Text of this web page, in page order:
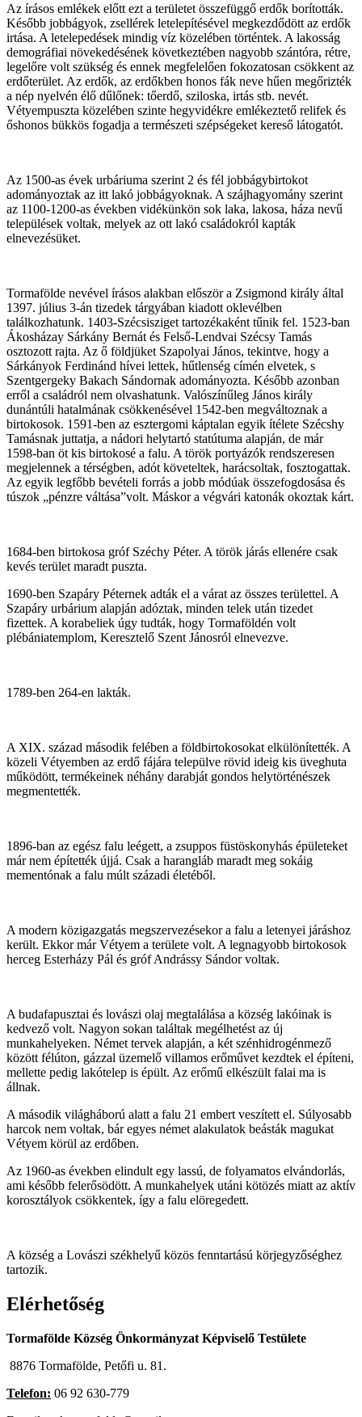
Az írásos emlékek előtt ezt a területet összefüggő erdők borították.
Később jobbágyok, zsellérek letelepítésével megkezdődött az erdők
irtása. A letelepedések mindig víz közelében történtek. A lakosság
demográfiai növekedésének következtében nagyobb szántóra, rétre,
legelőre volt szükség és ennek megfelelően fokozatosan csökkent az
erdőterület. Az erdők, az erdőkben honos fák neve hűen megőrizték
a nép nyelvén élő dűlőnek: tőerdő, sziloska, irtás stb. nevét.
Vétyempuszta közelében szinte hegyvidékre emlékeztető relifek és
őshonos bükkös fogadja a természeti szépségeket kereső látogatót.
Az 1500-as évek urbáriuma szerint 2 és fél jobbágybirtokot
adományoztak az itt lakó jobbágyoknak. A szájhagyomány szerint
az 1100-1200-as években vidékünkön sok laka, lakosa, háza nevű
települések voltak, melyek az ott lakó családokról kapták
elnevezésüket.
Tormafölde nevével írásos alakban először a Zsigmond király által
1397. július 3-án tizedek tárgyában kiadott oklevélben
találkozhatunk. 1403-Szécsisziget tartozékaként tűnik fel. 1523-ban
Ákosházay Sárkány Bernát és Felső-Lendvai Szécsy Tamás
osztozott rajta. Az ő földjüket Szapolyai János, tekintve, hogy a
Sárkányok Ferdinánd hívei lettek, hűtlenség címén elvetek, s
Szentgergeky Bakach Sándornak adományozta. Később azonban
erről a családról nem olvashatunk. Valószínűleg János király
dunántúli hatalmának csökkenésével 1542-ben megváltoznak a
birtokosok. 1591-ben az esztergomi káptalan egyik ítélete Szécshy
Tamásnak juttatja, a nádori helytartó statútuma alapján, de már
1598-ban öt kis birtokosé a falu. A török portyázók rendszeresen
megjelennek a térségben, adót követeltek, harácsoltak, fosztogattak.
Az egyik legfőbb bevételi forrás a jobb módúak összefogdosása és
túszok „pénzre váltása”volt. Máskor a végvári katonák okoztak kárt.
1684-ben birtokosa gróf Széchy Péter. A török járás ellenére csak
kevés terület maradt puszta.
1690-ben Szapáry Péternek adták el a várat az összes területtel. A
Szapáry urbárium alapján adóztak, minden telek után tizedet
fizettek. A korabeliek úgy tudták, hogy Tormaföldén volt
plébániatemplom, Keresztelő Szent Jánosról elnevezve.
1789-ben 264-en lakták.
A XIX. század második felében a földbirtokosokat elkülönítették. A
közeli Vétyemben az erdő fájára települve rövid ideig kis üveghuta
működött, termékeinek néhány darabját gondos helytörténészek
megmentették.
1896-ban az egész falu leégett, a zsuppos füstöskonyhás épületeket
már nem építették újjá. Csak a harangláb maradt meg sokáig
mementónak a falu múlt századi életéből.
A modern közigazgatás megszervezésekor a falu a letenyei járáshoz
került. Ekkor már Vétyem a területe volt. A legnagyobb birtokosok
herceg Esterházy Pál és gróf Andrássy Sándor voltak.
A budafapusztai és lovászi olaj megtalálása a község lakóinak is
kedvező volt. Nagyon sokan találtak megélhetést az új
munkahelyeken. Német tervek alapján, a két szénhidrogénmező
között félúton, gázzal üzemelő villamos erőművet kezdtek el építeni,
mellette pedig lakótelep is épült. Az erőmű elkészült falai ma is
állnak.
A második világháború alatt a falu 21 embert veszített el. Súlyosabb
harcok nem voltak, bár egyes német alakulatok beásták magukat
Vétyem körül az erdőben.
Az 1960-as években elindult egy lassú, de folyamatos elvándorlás,
ami később felerősödött. A munkahelyek utáni kötözés miatt az aktív
korosztályok csökkentek, így a falu elöregedett.
A község a Lovászi székhelyű közös fenntartású körjegyzőséghez
tartozik.
Elérhetőség
Tormafölde Község Önkormányzat Képviselő Testülete
8876 Tormafölde, Petőfi u. 81.
Telefon: 06 92 630-779